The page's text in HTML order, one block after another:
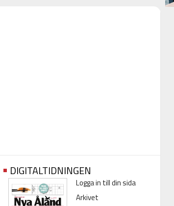
DIGITALTIDNINGEN
Logga in till din sida
Arkivet